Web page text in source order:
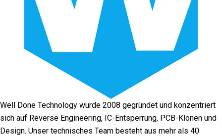
Well Done Technology wurde 2008 gegründet und konzentriert
sich auf Reverse Engineering, IC-Entsperrung, PCB-Klonen und
Design. Unser technisches Team besteht aus mehr als 40